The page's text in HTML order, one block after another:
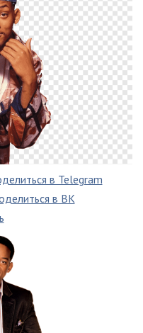
в Telegram
в ВК